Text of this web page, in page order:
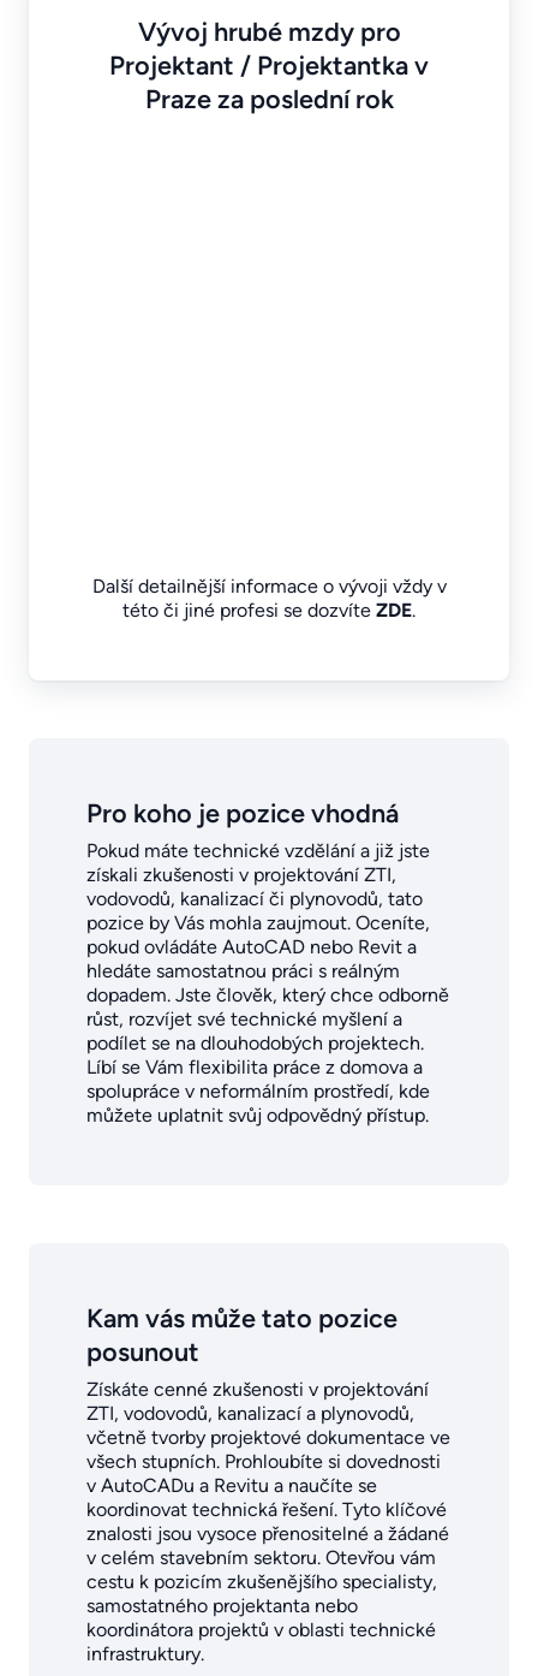
Vývoj hrubé mzdy pro
Projektant / Projektantka v
Praze za poslední rok
Další detailnější informace o vývoji vždy v
této či jiné profesi se dozvíte ZDE.
Pro koho je pozice vhodná
Pokud máte technické vzdělání a již jste
získali zkušenosti v projektování ZTI,
vodovodů, kanalizací či plynovodů, tato
pozice by Vás mohla zaujmout. Oceníte,
pokud ovládáte AutoCAD nebo Revit a
hledáte samostatnou práci s reálným
dopadem. Jste člověk, který chce odborně
růst, rozvíjet své technické myšlení a
podílet se na dlouhodobých projektech.
Líbí se Vám flexibilita práce z domova a
spolupráce v neformálním prostředí, kde
můžete uplatnit svůj odpovědný přístup.
Kam vás může tato pozice
posunout
Získáte cenné zkušenosti v projektování
ZTI, vodovodů, kanalizací a plynovodů,
včetně tvorby projektové dokumentace ve
všech stupních. Prohloubíte si dovednosti
v AutoCADu a Revitu a naučíte se
koordinovat technická řešení. Tyto klíčové
znalosti jsou vysoce přenositelné a žádané
v celém stavebním sektoru. Otevřou vám
cestu k pozicím zkušenějšího specialisty,
samostatného projektanta nebo
koordinátora projektů v oblasti technické
infrastruktury.